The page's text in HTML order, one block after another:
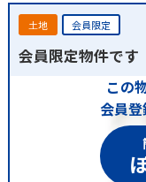
土地 会員限定
会員限定物件です
この
会員登